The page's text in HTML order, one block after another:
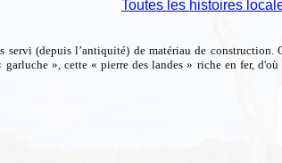
Toutes les histoires
servi (depuis l’antiquité) de matériau de construction.
», cette « pierre des landes » riche en fer, d'où